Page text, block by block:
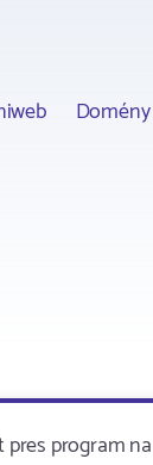
Domény
program na